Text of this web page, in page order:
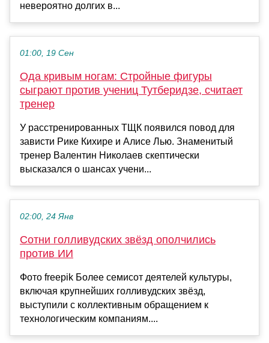
невероятно долгих в...
01:00, 19 Сен
Ода кривым ногам: Стройные фигуры
сыграют против учениц Тутберидзе, считает
тренер
У расстренированных ТЩК появился повод для
зависти Рике Кихире и Алисе Лью. Знаменитый
тренер Валентин Николаев скептически
высказался о шансах учени...
02:00, 24 Янв
Сотни голливудских звёзд ополчились
против ИИ
Фото freepik Более семисот деятелей культуры,
включая крупнейших голливудских звёзд,
выступили с коллективным обращением к
технологическим компаниям....